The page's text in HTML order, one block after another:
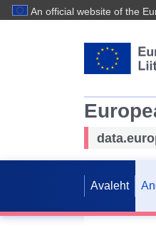
An official website of the
Avaleht